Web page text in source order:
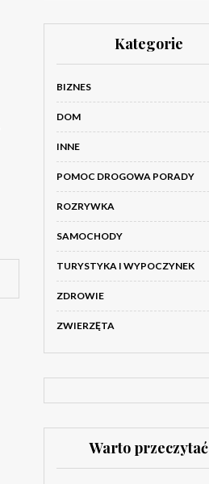
Kategorie
BIZNES
DOM
INNE
POMOC DROGOWA PORADY
ROZRYWKA
SAMOCHODY
TURYSTYKA I WYPOCZYNEK
ZDROWIE
ZWIERZĘTA
Warto przeczytać